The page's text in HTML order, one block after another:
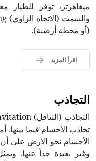
(أو محطة أرضية).
اقرأ المزيد
التجاذب
الأجسام نحو الأرض على